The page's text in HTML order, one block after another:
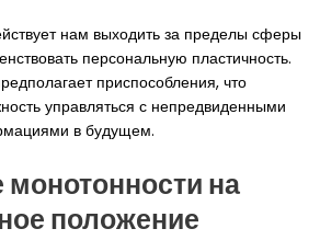
нам выходить за пределы сферы
персональную пластичность.
приспособления, что
управляться с непредвиденными
в будущем.
монотонности на
положение